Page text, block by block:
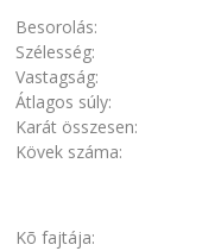
Besorolás:
Szélesség:
Vastagság:
Átlagos súly:
Karát összesen:
Kövek száma:
Kõ fajtája: